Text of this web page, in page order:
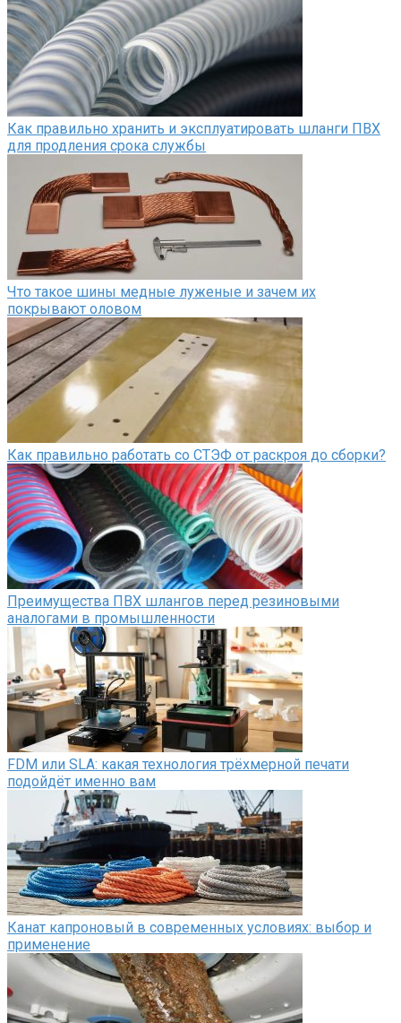
Как правильно хранить и эксплуатировать шланги ПВХ
для продления срока службы
Что такое шины медные луженые и зачем их
покрывают оловом
Как правильно работать со СТЭФ от раскроя до сборки?
Преимущества ПВХ шлангов перед резиновыми
аналогами в промышленности
FDM или SLA: какая технология трёхмерной печати
подойдёт именно вам
Канат капроновый в современных условиях: выбор и
применение